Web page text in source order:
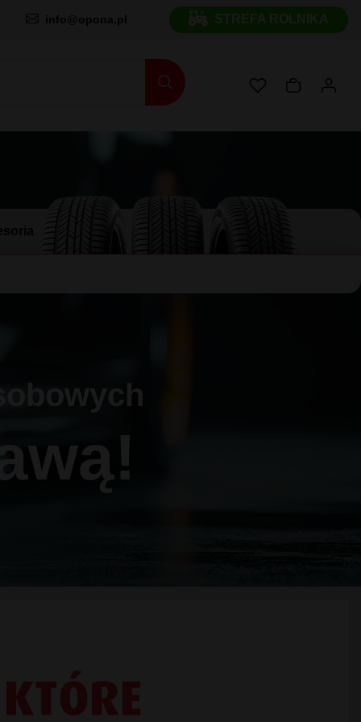
info@opona.pl STREFA ROLNIKA